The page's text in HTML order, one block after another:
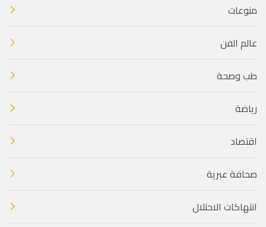
منوعات
عالم الفن
طب وصحة
رياضة
اقتصاد
صحافة عبرية
انتهاكات الاحتلال